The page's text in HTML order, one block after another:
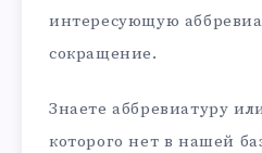
интересующую
сокращение.
Знаете аббревиатуру
которого нет в нашей